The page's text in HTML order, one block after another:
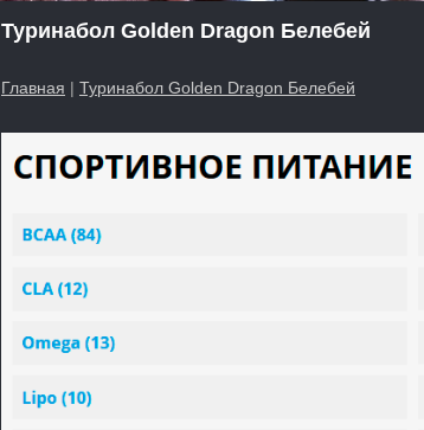
Туринабол Golden Dragon Белебей
Главная | Туринабол Golden Dragon Белебей